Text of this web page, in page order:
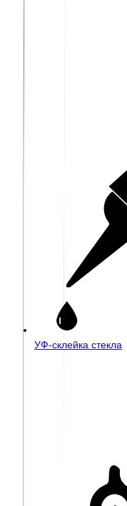
УФ-склейка стекла